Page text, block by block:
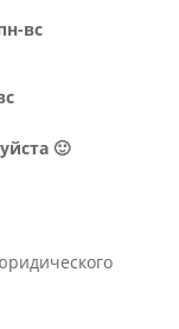
вс
🙂